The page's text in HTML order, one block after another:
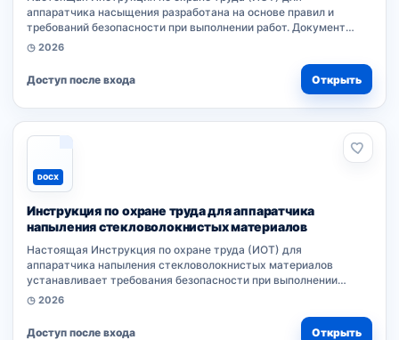
аппаратчика насыщения разработана на основе правил и
требований безопасности при выполнении работ. Документ
устанавливает нормативный акт для организации. Работники
◷ 2026
Доступ после входа Открыть
DOCX
Инструкция по охране труда для аппаратчика
напыления стекловолокнистых материалов
Настоящая Инструкция по охране труда (ИОТ) для
аппаратчика напыления стекловолокнистых материалов
устанавливает требования безопасности при выполнении
работ. Документ разработан согласно нормативным правилам и
◷ 2026
Доступ после входа Открыть